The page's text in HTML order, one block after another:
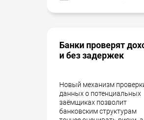
Банки проверят
и без задержек
Новый механизм
данных о потенциальных
заёмщиках позволит
банковским структурам